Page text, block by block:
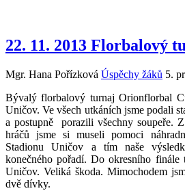
22. 11. 2013 Florbalový
Mgr. Hana Pořízková Úspěchy žáků 5.
Bývalý florbalový turnaj Orionflorbal
Uničov. Ve všech utkáních jsme podali
a postupně porazili všechny soupeře.
hráčů jsme si museli pomoci
Stadionu Uničov a tím naše
konečného pořadí. Do okresního finále
Uničov. Veliká škoda. Mimochodem
dvě dívky.